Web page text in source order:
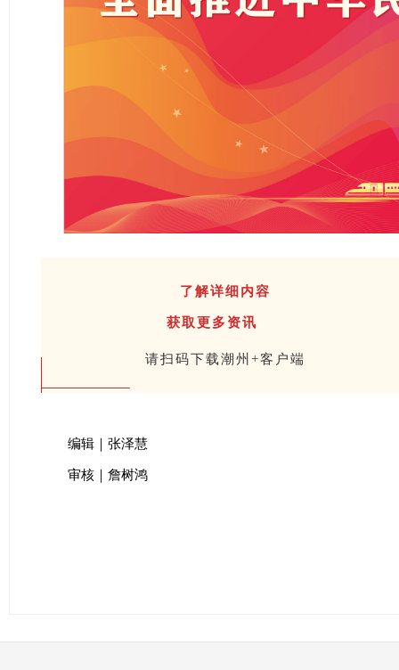
了解详细内容
获取更多资讯
请扫码下载潮州+客户端
编辑｜张泽慧
审核｜詹树鸿